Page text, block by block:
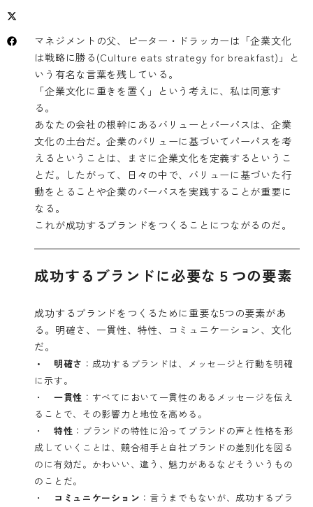
マネジメントの父、ピーター・ドラッカーは「企業文化
は戦略に勝る(Culture eats strategy for breakfast)」と
いう有名な言葉を残している。
「企業文化に重きを置く」という考えに、私は同意す
る。
あなたの会社の根幹にあるバリューとパーパスは、企業
文化の土台だ。企業のバリューに基づいてパーパスを考
えるということは、まさに企業文化を定義するというこ
とだ。したがって、日々の中で、バリューに基づいた行
動をとることや企業のパーパスを実践することが重要に
なる。
これが成功するブランドをつくることにつながるのだ。
成功するブランドに必要な５つの要素
成功するブランドをつくるために重要な5つの要素があ
る。明確さ、一貫性、特性、コミュニケーション、文化
だ。
・ 明確さ ：成功するブランドは、メッセージと行動を明確
に示す。
・ 一貫性 ：すべてにおいて一貫性のあるメッセージを伝え
ることで、その影響力と地位を高める。
・ 特性 ：ブランドの特性に沿ってブランドの声と性格を形
成していくことは、競合相手と自社ブランドの差別化を図る
のに有効だ。かわいい、違う、魅力があるなどそういうもの
のことだ。
・
コミュニケーション ：言うまでもないが、成功するブラ